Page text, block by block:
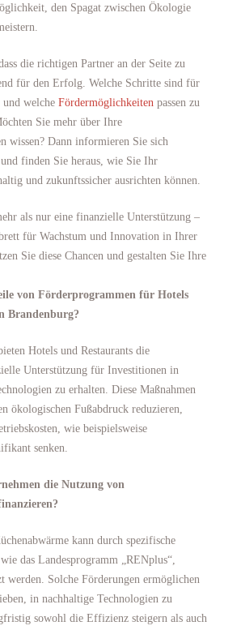
den Spagat zwischen Ökologie
die richtigen Partner an der Seite zu
für den Erfolg. Welche Schritte sind für
und welche Fördermöglichkeiten passen zu
Sie mehr über Ihre
wissen? Dann informieren Sie sich
finden Sie heraus, wie Sie Ihr
und zukunftssicher ausrichten können.
als nur eine finanzielle Unterstützung –
für Wachstum und Innovation in Ihrer
Sie diese Chancen und gestalten Sie Ihre
von Förderprogrammen für Hotels
Brandenburg?
Hotels und Restaurants die
Unterstützung für Investitionen in
zu erhalten. Diese Maßnahmen
ökologischen Fußabdruck reduzieren,
wie beispielsweise
senken.
die Nutzung von
kann durch spezifische
das Landesprogramm „RENplus“,
werden. Solche Förderungen ermöglichen
in nachhaltige Technologien zu
sowohl die Effizienz steigern als auch